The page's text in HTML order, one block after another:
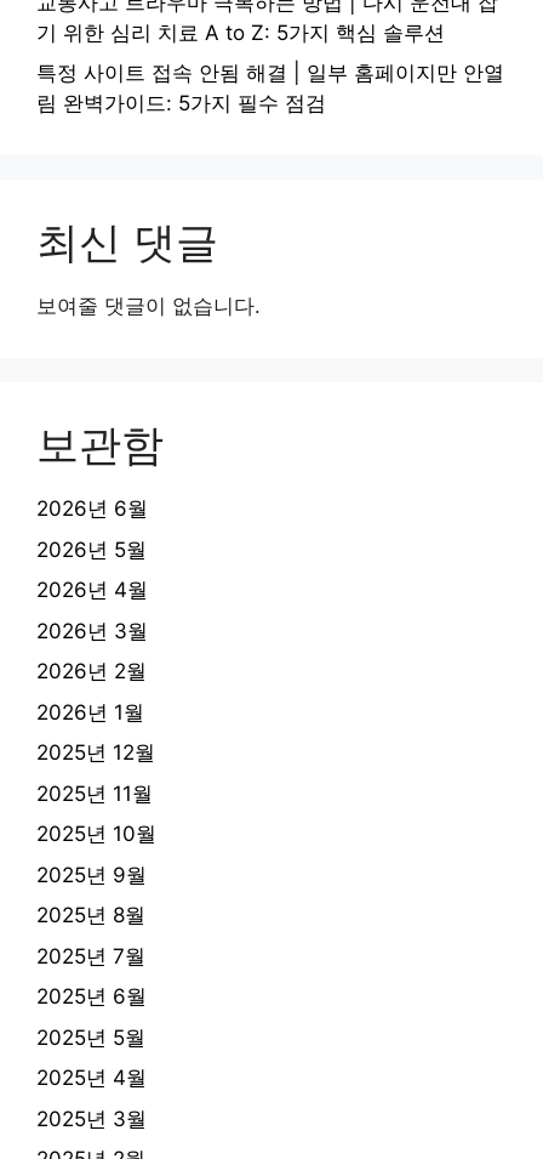
기 위한 심리 치료 A to Z: 5가지 핵심 솔루션
특정 사이트 접속 안됨 해결 | 일부 홈페이지만 안열
림 완벽가이드: 5가지 필수 점검
최신 댓글
보여줄 댓글이 없습니다.
보관함
2026년 6월
2026년 5월
2026년 4월
2026년 3월
2026년 2월
2026년 1월
2025년 12월
2025년 11월
2025년 10월
2025년 9월
2025년 8월
2025년 7월
2025년 6월
2025년 5월
2025년 4월
2025년 3월